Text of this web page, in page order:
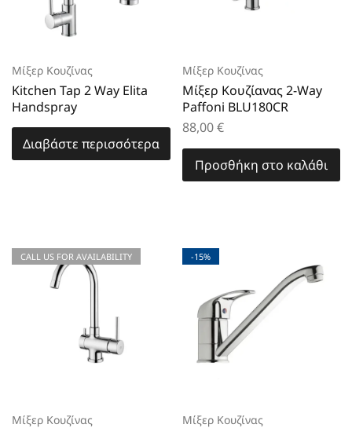
Μίξερ Κουζίνας
Kitchen Tap 2 Way Elita
Handspray
Διαβάστε περισσότερα
Μίξερ Κουζίνας
Μίξερ Κουζίανας 2-Way
Paffoni BLU180CR
88,00€
Προσθήκη στο καλάθι
CALL US FOR AVAILABILITY
Μίξερ Κουζίνας
-15%
Μίξερ Κουζίνας